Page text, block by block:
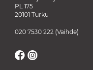
PL 175
20101 Turku
020 7530 222 (Vaihde)